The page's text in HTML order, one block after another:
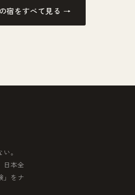
宿をすべて見る →
。
日本全
」をナ